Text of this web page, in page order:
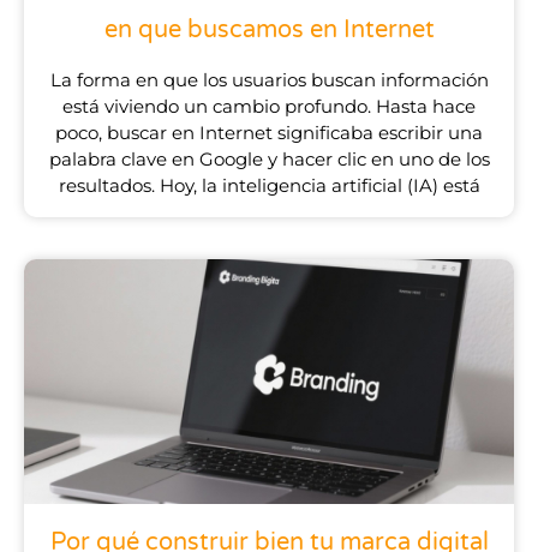
en que buscamos en Internet
La forma en que los usuarios buscan información
está viviendo un cambio profundo. Hasta hace
poco, buscar en Internet significaba escribir una
palabra clave en Google y hacer clic en uno de los
resultados. Hoy, la inteligencia artificial (IA) está
Por qué construir bien tu marca digital